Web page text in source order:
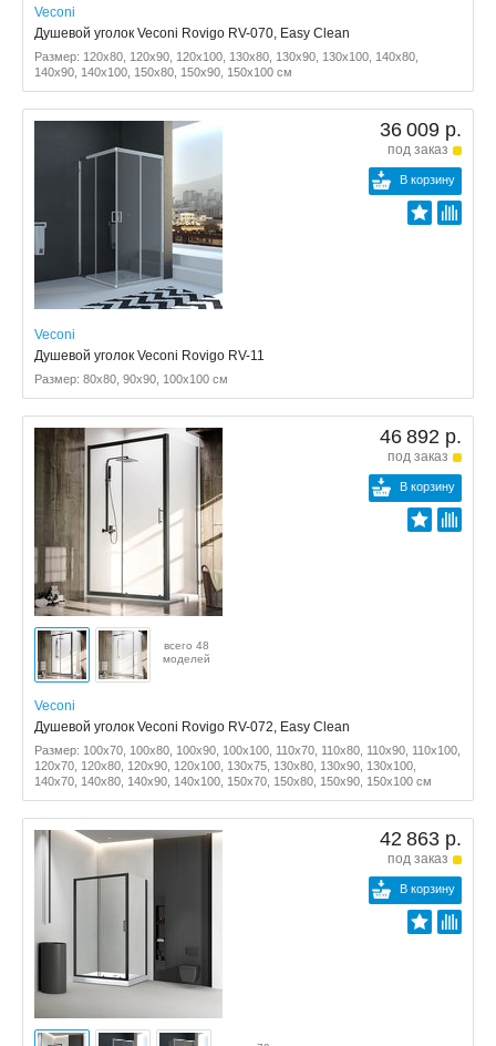
Veconi
Душевой уголок Veconi Rovigo RV-070, Easy Clean
Размер: 120x80, 120x90, 120x100, 130x80, 130x90, 130x100, 140x80,
140x90, 140x100, 150x80, 150x90, 150x100 см
36 009 р.
под заказ
В корзину
Veconi
Душевой уголок Veconi Rovigo RV-11
Размер: 80x80, 90x90, 100x100 см
46 892 р.
под заказ
В корзину
всего 48
моделей
Veconi
Душевой уголок Veconi Rovigo RV-072, Easy Clean
Размер: 100x70, 100x80, 100x90, 100x100, 110x70, 110x80, 110x90, 110x100,
120x70, 120x80, 120x90, 120x100, 130x75, 130x80, 130x90, 130x100,
140x70, 140x80, 140x90, 140x100, 150x70, 150x80, 150x90, 150x100 см
42 863 р.
под заказ
В корзину